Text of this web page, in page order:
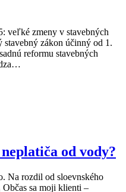
veľké zmeny v stavebných
zákon účinný od 1.
reformu stavebných
od vody?
Na rozdil od sloevnského
Občas sa moji klienti –